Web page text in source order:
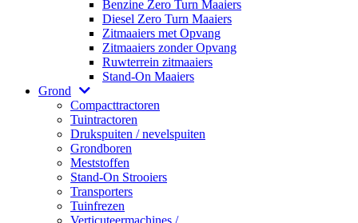
Benzine Zero Turn Maaiers
Diesel Zero Turn Maaiers
Zitmaaiers met Opvang
Zitmaaiers zonder Opvang
Ruwterrein zitmaaiers
Stand-On Maaiers
Grond
Compacttractoren
Tuintractoren
Drukspuiten / nevelspuiten
Grondboren
Meststoffen
Stand-On Strooiers
Transporters
Tuinfrezen
Verticuteermachines /